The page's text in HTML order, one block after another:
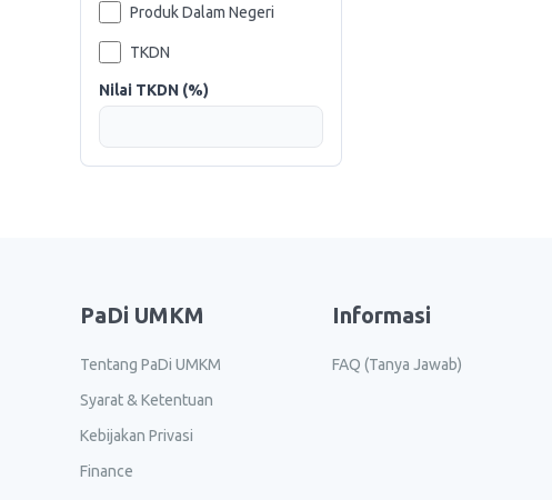
Produk Dalam Negeri
TKDN
Nilai TKDN (%)
PaDi UMKM
Tentang PaDi UMKM
Syarat & Ketentuan
Kebijakan Privasi
Finance
Informasi
FAQ (Tanya Jawab)